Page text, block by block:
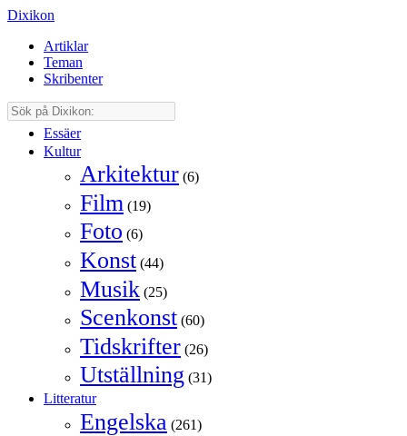
Dixikon
Artiklar
Teman
Skribenter
Essäer
Kultur
Arkitektur (6)
Film (19)
Foto (6)
Konst (44)
Musik (25)
Scenkonst (60)
Tidskrifter (26)
Utställning (31)
Litteratur
Engelska (261)